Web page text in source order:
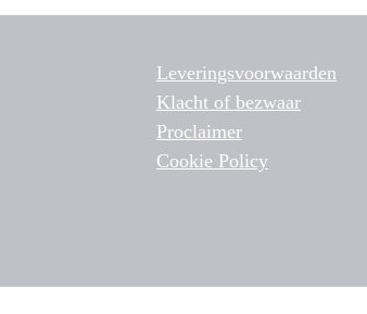
Leveringsvoorwaarden
Klacht of bezwaar
Proclaimer
Cookie Policy